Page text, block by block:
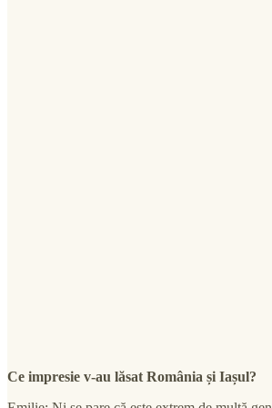
Ce impresie v-au lăsat România și Iașul?